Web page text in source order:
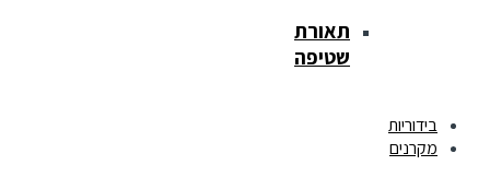
תאורת
שטיפה
בידוריות
מקרנים